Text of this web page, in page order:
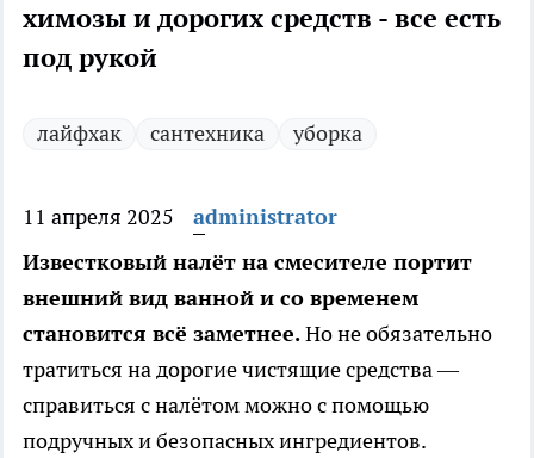
химозы и дорогих средств - все есть
под рукой
лайфхак сантехника уборка
11 апреля 2025
administrator
Известковый налёт на смесителе портит
внешний вид ванной и со временем
становится всё заметнее.Но не обязательно
тратиться на дорогие чистящие средства —
справиться с налётом можно с помощью
подручных и безопасных ингредиентов.